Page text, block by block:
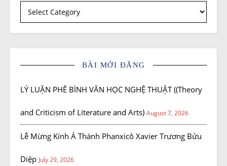
Tác giả
BÀI MỚI ĐĂNG
LÝ LUẬN PHÊ BÌNH VĂN HỌC NGHỆ THUẬT ((Theory
and Criticism of Literature and Arts) August 7, 2026
Lễ Mừng Kính Á Thánh Phanxicô Xavier Trương Bửu
Diệp July 29, 2026